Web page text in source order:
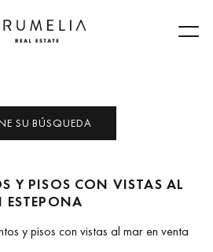
SU BÚSQUEDA
Y PISOS CON VISTAS AL
ESTEPONA
y pisos con vistas al mar en venta